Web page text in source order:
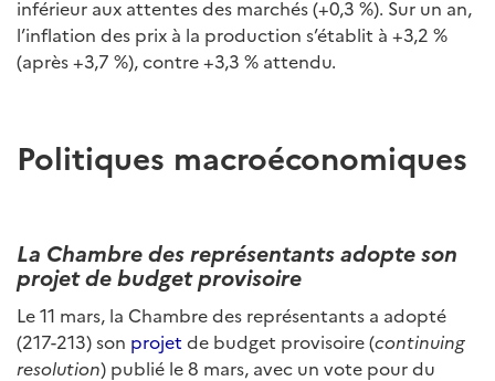
inférieur aux attentes des marchés (+0,3 %). Sur un an,
l’inflation des prix à la production s’établit à +3,2 %
(après +3,7 %), contre +3,3 % attendu.
Politiques macroéconomiques
La Chambre des représentants adopte son
projet de budget provisoire
Le 11 mars, la Chambre des représentants a adopté
(217-213) son projet de budget provisoire (continuing
resolution) publié le 8 mars, avec un vote pour du